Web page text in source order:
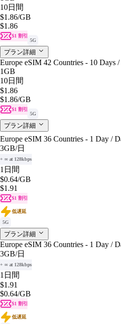
10日間
$1.86/GB
$1.86
$1 割引
5G
プラン詳細
Europe eSIM 42 Countries - 10 Days
1GB
10日間
$1.86
$1.86/GB
$1 割引
5G
プラン詳細
Europe eSIM 36 Countries - 1 Day /
3GB/日
+ ∞ at 128kbps
1日間
$0.64/GB
$1.91
$1 割引
低遅延
5G
プラン詳細
Europe eSIM 36 Countries - 1 Day /
3GB/日
+ ∞ at 128kbps
1日間
$1.91
$0.64/GB
$1 割引
低遅延